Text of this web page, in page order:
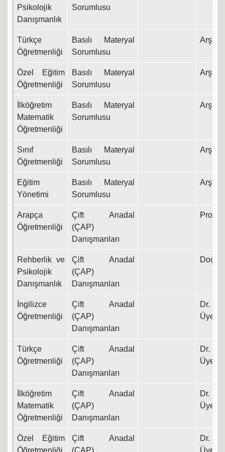
Psikolojik
Danışmanlık
Sorumlusu
Türkçe
Öğretmenliği
Basılı Materyal
Sorumlusu
Arş.
Özel Eğitim
Öğretmenliği
Basılı Materyal
Sorumlusu
Arş.
İlköğretim
Matematik
Öğretmenliği
Basılı Materyal
Sorumlusu
Arş.
Sınıf
Öğretmenliği
Basılı Materyal
Sorumlusu
Arş.
Eğitim
Yönetimi
Basılı Materyal
Sorumlusu
Arş.
Arapça
Öğretmenliği
Çift Anadal
(ÇAP)
Danışmanları
Prof.
Rehberlik ve
Psikolojik
Danışmanlık
Çift Anadal
(ÇAP)
Danışmanları
Doç.
İngilizce
Öğretmenliği
Çift Anadal
(ÇAP)
Danışmanları
Dr.
Üyesi
Türkçe
Öğretmenliği
Çift Anadal
(ÇAP)
Danışmanları
Dr.
Üyesi
İlköğretim
Matematik
Öğretmenliği
Çift Anadal
(ÇAP)
Danışmanları
Dr.
Üyesi
Özel Eğitim
Öğretmenliği
Çift Anadal
(ÇAP)
Dr.
Üyesi